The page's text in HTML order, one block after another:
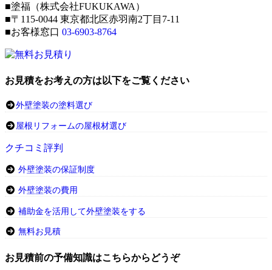
■塗福（株式会社FUKUKAWA）
■〒115-0044 東京都北区赤羽南2丁目7-11
■お客様窓口 03-6903-8764
お見積をお考えの方は以下をご覧ください
外壁塗装の塗料選び
屋根リフォームの屋根材選び
クチコミ評判
外壁塗装の保証制度
外壁塗装の費用
補助金を活用して外壁塗装をする
無料お見積
お見積前の予備知識はこちらからどうぞ